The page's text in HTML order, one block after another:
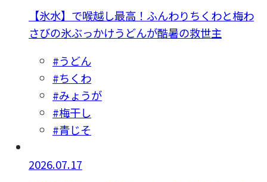
【氷水】で喉越し最高！ふんわりちくわと梅わ
さびの氷ぶっかけうどんが酷暑の救世主
#うどん
#ちくわ
#みょうが
#梅干し
#青じそ
2026.07.17